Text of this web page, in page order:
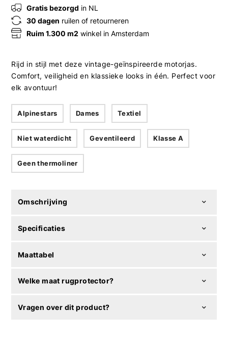
Gratis bezorgd in NL
30 dagen ruilen of retourneren
Ruim 1.300 m2 winkel in Amsterdam
Rijd in stijl met deze vintage-geïnspireerde motorjas.
Comfort, veiligheid en klassieke looks in één. Perfect voor
elk avontuur!
Alpinestars Dames Textiel
Niet waterdicht Geventileerd Klasse A
Geen thermoliner
Omschrijving
Specificaties
Maattabel
Welke maat rugprotector?
Vragen over dit product?